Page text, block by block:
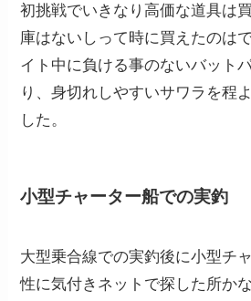
初挑戦でいきなり高価な道具は
庫はないしって時に買えたのは
イト中に負ける事のないバット
り、身切れしやすいサワラを程
した。
小型チャーター船での実釣
大型乗合線での実釣後に小型チ
性に気付きネットで探した所か